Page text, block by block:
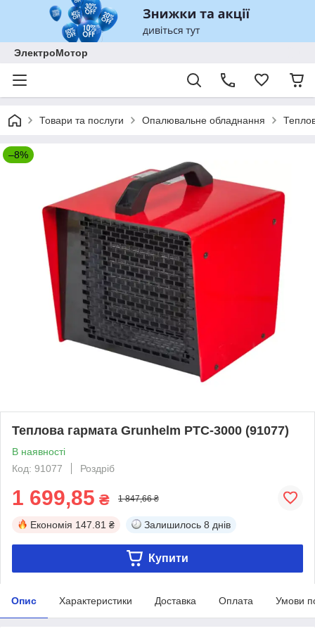
ЭлектроМотор
Товари та послуги Опалювальне обладнання
–8%
Теплова гармата Grunhelm РТС-3000 (91077)
В наявності
Код: 91077
Роздріб
1 699,85 ₴ 1 847,66 ₴
Економія 147.81 ₴ Залишилось 8 днів
Купити
Опис Характеристики Доставка Оплата Умови